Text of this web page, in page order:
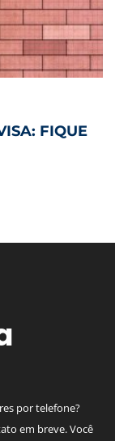
FIQUE
por telefone?
em breve. Você